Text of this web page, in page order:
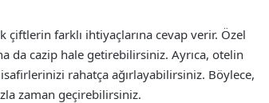
farklı ihtiyaçlarına cevap verir. Özel
da cazip hale getirebilirsiniz. Ayrıca, otelin
rahatça ağırlayabilirsiniz. Böylece,
zaman geçirebilirsiniz.